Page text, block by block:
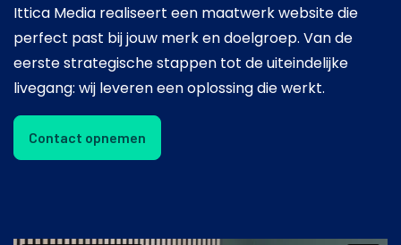
Ittica Media realiseert een maatwerk website die
perfect past bij jouw merk en doelgroep. Van de
eerste strategische stappen tot de uiteindelijke
livegang: wij leveren een oplossing die werkt.
Contact opnemen